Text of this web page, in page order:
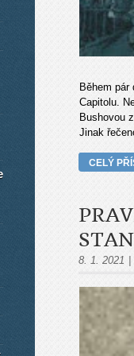
Během pár
Capitolu.
Bushovou
Jinak
CELÝ
8. 1. 2021 |